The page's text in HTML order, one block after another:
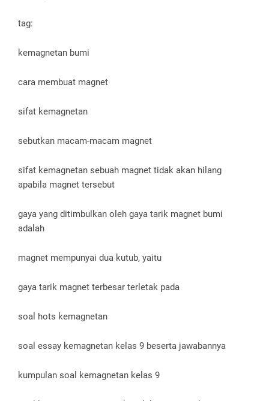
tag:
kemagnetan bumi
cara membuat magnet
sifat kemagnetan
sebutkan macam-macam magnet
sifat kemagnetan sebuah magnet tidak akan hilang
apabila magnet tersebut
gaya yang ditimbulkan oleh gaya tarik magnet bumi
adalah
magnet mempunyai dua kutub, yaitu
gaya tarik magnet terbesar terletak pada
soal hots kemagnetan
soal essay kemagnetan kelas 9 beserta jawabannya
kumpulan soal kemagnetan kelas 9